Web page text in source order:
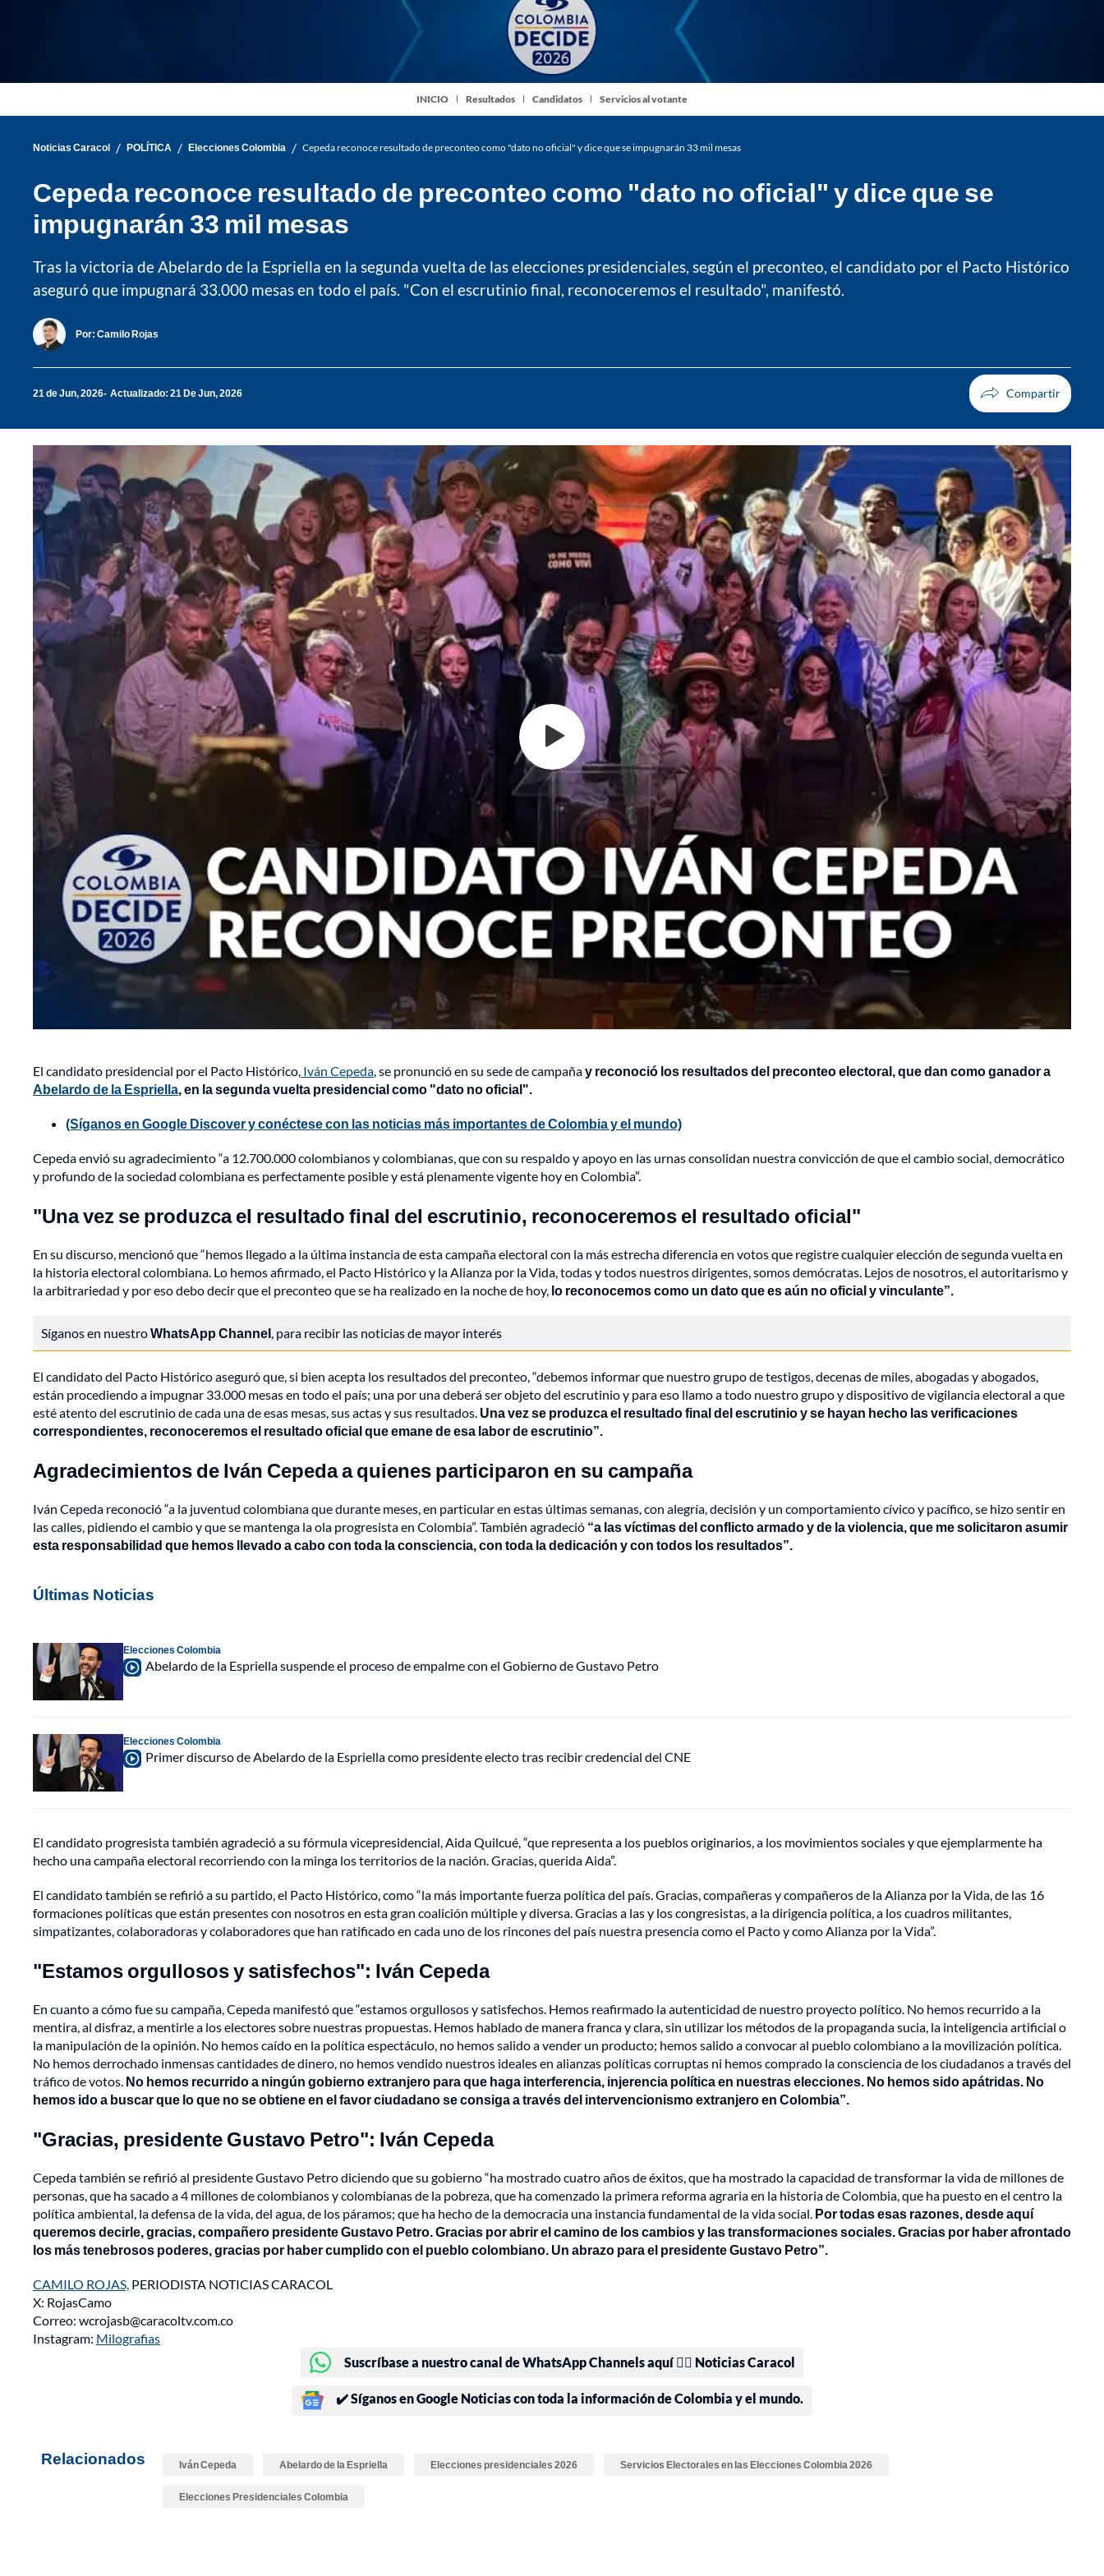
INICIO Resultados Candidatos Servicios al votante
Noticias Caracol / POLÍTICA / Elecciones Colombia / Cepeda reconoce resultado de preconteo como "dato no oficial" y dice que se impugnarán 33 mil mesas
Cepeda reconoce resultado de preconteo como "dato no oficial" y dice que se
impugnarán 33 mil mesas
Tras la victoria de Abelardo de la Espriella en la segunda vuelta de las elecciones presidenciales, según el preconteo, el candidato por el Pacto Histórico
aseguró que impugnará 33.000 mesas en todo el país. "Con el escrutinio final, reconoceremos el resultado", manifestó.
Por: Camilo Rojas
21 de Jun, 2026 Actualizado: 21 De Jun, 2026
Facebook
X
Whatsapp
Copiar enlace
Telegram
LinkedIn
El candidato presidencial por el Pacto Histórico, Iván Cepeda , se pronunció en su sede de campañay reconoció los resultados del preconteo electoral, que dan como ganador a
Abelardo de la Espriella , en la segunda vuelta presidencial como "dato no oficial".
(Síganos en Google Discover y conéctese con las noticias más importantes de Colombia y el mundo)
Cepeda envió su agradecimiento “a 12.700.000 colombianos y colombianas, que con su respaldo y apoyo en las urnas consolidan nuestra convicción de que el cambio social, democrático
y profundo de la sociedad colombiana es perfectamente posible y está plenamente vigente hoy en Colombia”.
"Una vez se produzca el resultado final del escrutinio, reconoceremos el resultado oficial"
En su discurso, mencionó que “hemos llegado a la última instancia de esta campaña electoral con la más estrecha diferencia en votos que registre cualquier elección de segunda vuelta en
la historia electoral colombiana. Lo hemos afirmado, el Pacto Histórico y la Alianza por la Vida, todas y todos nuestros dirigentes, somos demócratas. Lejos de nosotros, el autoritarismo y
la arbitrariedad y por eso debo decir que el preconteo que se ha realizado en la noche de hoy, lo reconocemos como un dato que es aún no oficial y vinculante”.
Síganos en nuestroWhatsApp Channel , para recibir las noticias de mayor interés
El candidato del Pacto Histórico aseguró que, si bien acepta los resultados del preconteo, “debemos informar que nuestro grupo de testigos, decenas de miles, abogadas y abogados,
están procediendo a impugnar 33.000 mesas en todo el país; una por una deberá ser objeto del escrutinio y para eso llamo a todo nuestro grupo y dispositivo de vigilancia electoral a que
esté atento del escrutinio de cada una de esas mesas, sus actas y sus resultados. Una vez se produzca el resultado final del escrutinio y se hayan hecho las verificaciones
correspondientes, reconoceremos el resultado oficial que emane de esa labor de escrutinio”.
Agradecimientos de Iván Cepeda a quienes participaron en su campaña
Iván Cepeda reconoció “a la juventud colombiana que durante meses, en particular en estas últimas semanas, con alegría, decisión y un comportamiento cívico y pacífico, se hizo sentir en
las calles, pidiendo el cambio y que se mantenga la ola progresista en Colombia”. También agradeció “a las víctimas del conflicto armado y de la violencia, que me solicitaron asumir
esta responsabilidad que hemos llevado a cabo con toda la consciencia, con toda la dedicación y con todos los resultados”.
Últimas Noticias
Elecciones Colombia
Abelardo de la Espriella suspende el proceso de empalme con el Gobierno de Gustavo Petro
Elecciones Colombia
Primer discurso de Abelardo de la Espriella como presidente electo tras recibir credencial del CNE
El candidato progresista también agradeció a su fórmula vicepresidencial, Aida Quilcué, “que representa a los pueblos originarios, a los movimientos sociales y que ejemplarmente ha
hecho una campaña electoral recorriendo con la minga los territorios de la nación. Gracias, querida Aida”.
El candidato también se refirió a su partido, el Pacto Histórico, como “la más importante fuerza política del país. Gracias, compañeras y compañeros de la Alianza por la Vida, de las 16
formaciones políticas que están presentes con nosotros en esta gran coalición múltiple y diversa. Gracias a las y los congresistas, a la dirigencia política, a los cuadros militantes,
simpatizantes, colaboradoras y colaboradores que han ratificado en cada uno de los rincones del país nuestra presencia como el Pacto y como Alianza por la Vida”.
"Estamos orgullosos y satisfechos": Iván Cepeda
En cuanto a cómo fue su campaña, Cepeda manifestó que “estamos orgullosos y satisfechos. Hemos reafirmado la autenticidad de nuestro proyecto político. No hemos recurrido a la
mentira, al disfraz, a mentirle a los electores sobre nuestras propuestas. Hemos hablado de manera franca y clara, sin utilizar los métodos de la propaganda sucia, la inteligencia artificial o
la manipulación de la opinión. No hemos caído en la política espectáculo, no hemos salido a vender un producto; hemos salido a convocar al pueblo colombiano a la movilización política.
No hemos derrochado inmensas cantidades de dinero, no hemos vendido nuestros ideales en alianzas políticas corruptas ni hemos comprado la consciencia de los ciudadanos a través del
tráfico de votos. No hemos recurrido a ningún gobierno extranjero para que haga interferencia, injerencia política en nuestras elecciones. No hemos sido apátridas. No
hemos ido a buscar que lo que no se obtiene en el favor ciudadano se consiga a través del intervencionismo extranjero en Colombia”.
"Gracias, presidente Gustavo Petro": Iván Cepeda
Cepeda también se refirió al presidente Gustavo Petro diciendo que su gobierno “ha mostrado cuatro años de éxitos, que ha mostrado la capacidad de transformar la vida de millones de
personas, que ha sacado a 4 millones de colombianos y colombianas de la pobreza, que ha comenzado la primera reforma agraria en la historia de Colombia, que ha puesto en el centro la
política ambiental, la defensa de la vida, del agua, de los páramos; que ha hecho de la democracia una instancia fundamental de la vida social. Por todas esas razones, desde aquí
queremos decirle, gracias, compañero presidente Gustavo Petro. Gracias por abrir el camino de los cambios y las transformaciones sociales. Gracias por haber afrontado
los más tenebrosos poderes, gracias por haber cumplido con el pueblo colombiano. Un abrazo para el presidente Gustavo Petro”.
CAMILO ROJAS, PERIODISTA NOTICIAS CARACOL
X: RojasCamo
Correo: wcrojasb@caracoltv.com.co
Instagram: Milografias
Suscríbase a nuestro canal de WhatsApp Channels aquí 👉🏻 Noticias Caracol
✔️ Síganos en Google Noticias con toda la información de Colombia y el mundo.
Relacionados Iván Cepeda Abelardo de la Espriella Elecciones presidenciales 2026 Servicios Electorales en las Elecciones Colombia 2026
Elecciones Presidenciales Colombia